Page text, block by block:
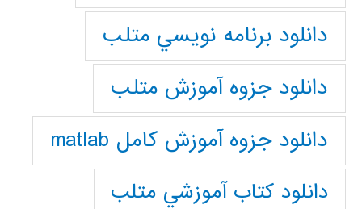
دانلود برنامه نويسي متلب
دانلود جزوه آموزش متلب
دانلود جزوه آموزش کامل matlab
دانلود كتاب آموزشي متلب